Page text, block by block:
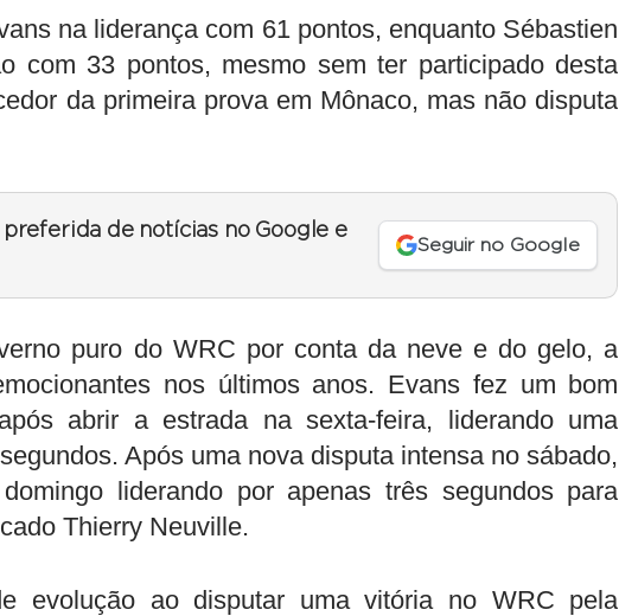
na liderança com 61 pontos, enquanto Sébastien
com 33 pontos, mesmo sem ter participado desta
da primeira prova em Mônaco, mas não disputa
preferida de notícias no Google e
Seguir no Google
puro do WRC por conta da neve e do gelo, a
nos últimos anos. Evans fez um bom
abrir a estrada na sexta-feira, liderando uma
Após uma nova disputa intensa no sábado,
liderando por apenas três segundos para
Thierry Neuville.
evolução ao disputar uma vitória no WRC pela